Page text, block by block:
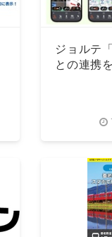
ジョルテ
との連携